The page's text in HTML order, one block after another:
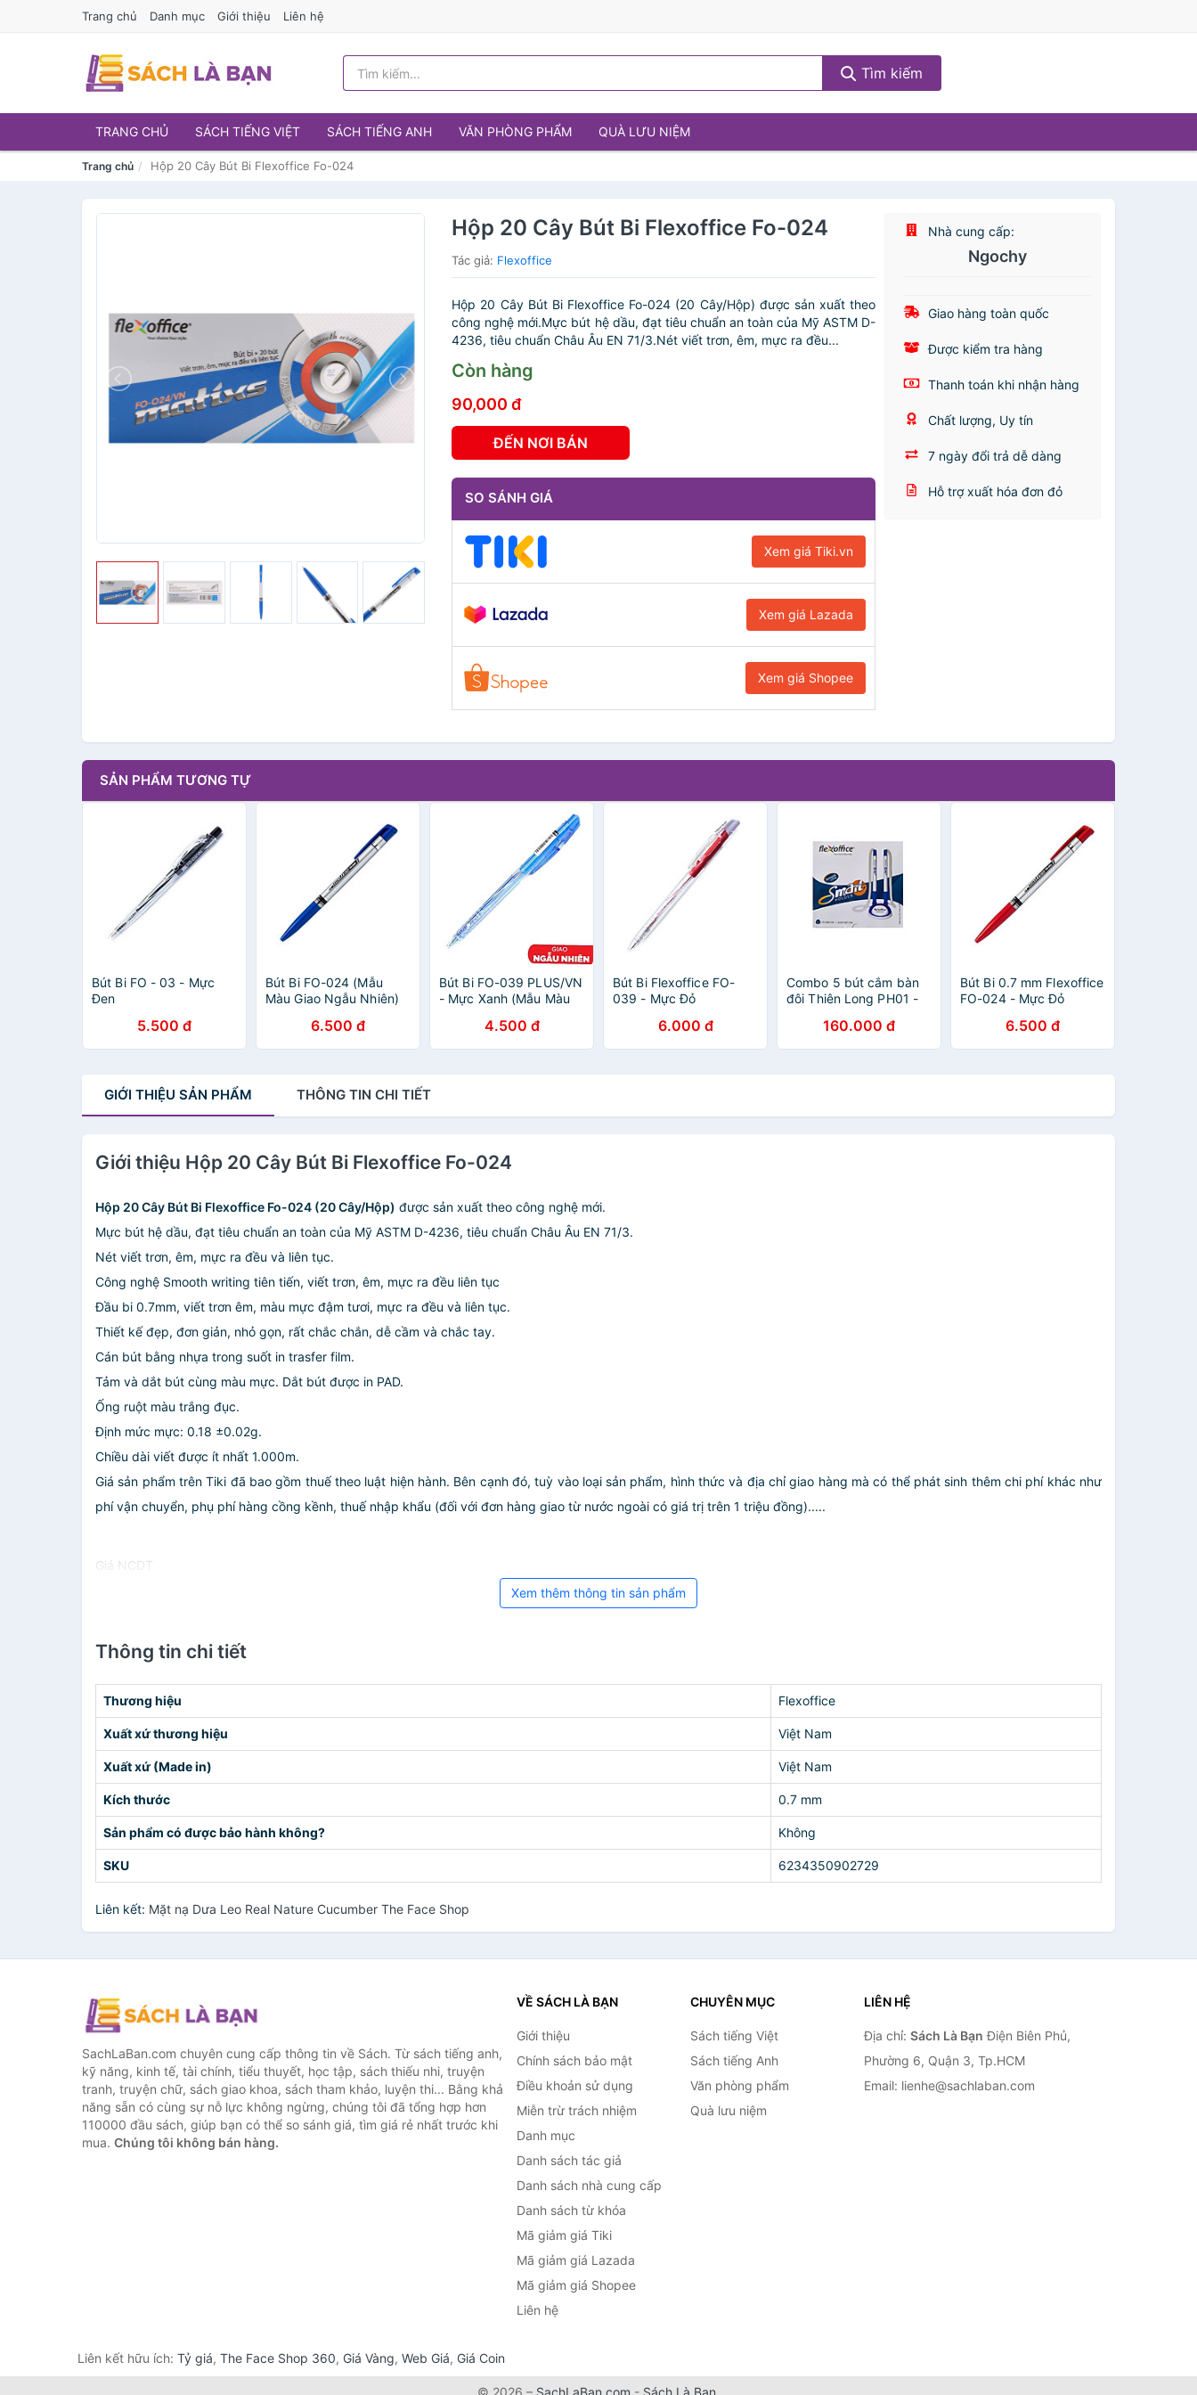
Trang chủ Danh mục Giới thiệu Liên hệ
Tìm kiếm
TRANG CHỦ SÁCH TIẾNG VIỆT SÁCH TIẾNG ANH VĂN PHÒNG PHẨM QUÀ LƯU NIỆM
Trang chủ Hộp 20 Cây Bút Bi Flexoffice Fo-024
Hộp 20 Cây Bút Bi Flexoffice Fo-024
Tác giả: Flexoffice
Hộp 20 Cây Bút Bi Flexoffice Fo-024 (20 Cây/Hộp) được sản xuất theo
công nghệ mới.Mực bút hệ dầu, đạt tiêu chuẩn an toàn của Mỹ ASTM D-
4236, tiêu chuẩn Châu Âu EN 71/3.Nét viết trơn, êm, mực ra đều...
Còn hàng
90,000 đ
ĐẾN NƠI BÁN
SO SÁNH GIÁ
Xem giá Tiki.vn
Xem giá Lazada
Xem giá Shopee
Nhà cung cấp:
Ngochy
Giao hàng toàn quốc
Được kiểm tra hàng
Thanh toán khi nhận hàng
Chất lượng, Uy tín
7 ngày đổi trả dễ dàng
Hỗ trợ xuất hóa đơn đỏ
SẢN PHẨM TƯƠNG TỰ
Bút Bi FO - 03 - Mực
Đen
5.500 đ
Bút Bi FO-024 (Mẫu
Màu Giao Ngẫu Nhiên)
6.500 đ
Bút Bi FO-039 PLUS/VN
- Mực Xanh (Mẫu Màu
4.500 đ
Bút Bi Flexoffice FO-
039 - Mực Đỏ
6.000 đ
Combo 5 bút cắm bàn
đôi Thiên Long PH01 -
160.000 đ
Bút Bi 0.7 mm Flexoffice
FO-024 - Mực Đỏ
6.500 đ
GIỚI THIỆU SẢN PHẨM THÔNG TIN CHI TIẾT
Giới thiệu Hộp 20 Cây Bút Bi Flexoffice Fo-024
Hộp 20 Cây Bút Bi Flexoffice Fo-024 (20 Cây/Hộp) được sản xuất theo công nghệ mới.
Mực bút hệ dầu, đạt tiêu chuẩn an toàn của Mỹ ASTM D-4236, tiêu chuẩn Châu Âu EN 71/3.
Nét viết trơn, êm, mực ra đều và liên tục.
Công nghệ Smooth writing tiên tiến, viết trơn, êm, mực ra đều liên tục
Đầu bi 0.7mm, viết trơn êm, màu mực đậm tươi, mực ra đều và liên tục.
Thiết kế đẹp, đơn giản, nhỏ gọn, rất chắc chắn, dễ cầm và chắc tay.
Cán bút bằng nhựa trong suốt in trasfer film.
Tảm và dắt bút cùng màu mực. Dắt bút được in PAD.
Ống ruột màu trắng đục.
Định mức mực: 0.18 ±0.02g.
Chiều dài viết được ít nhất 1.000m.
Giá sản phẩm trên Tiki đã bao gồm thuế theo luật hiện hành. Bên cạnh đó, tuỳ vào loại sản phẩm, hình thức và địa chỉ giao hàng mà có thể phát sinh thêm chi phí khác như
phí vận chuyển, phụ phí hàng cồng kềnh, thuế nhập khẩu (đối với đơn hàng giao từ nước ngoài có giá trị trên 1 triệu đồng).....
Giá NCDT
Xem thêm thông tin sản phẩm
Thông tin chi tiết
Thương hiệu Flexoffice
Xuất xứ thương hiệu Việt Nam
Xuất xứ (Made in) Việt Nam
Kích thước 0.7 mm
Sản phẩm có được bảo hành không? Không
SKU 6234350902729
Liên kết: Mặt nạ Dưa Leo Real Nature Cucumber The Face Shop
SachLaBan.com chuyên cung cấp thông tin về Sách. Từ sách tiếng anh,
kỹ năng, kinh tế, tài chính, tiểu thuyết, học tập, sách thiếu nhi, truyện
tranh, truyện chữ, sách giao khoa, sách tham khảo, luyện thi... Bằng khả
năng sẵn có cùng sự nỗ lực không ngừng, chúng tôi đã tổng hợp hơn
110000 đầu sách, giúp bạn có thể so sánh giá, tìm giá rẻ nhất trước khi
mua. Chúng tôi không bán hàng.
VỀ SÁCH LÀ BẠN
Giới thiệu
Chính sách bảo mật
Điều khoản sử dụng
Miễn trừ trách nhiệm
Danh mục
Danh sách tác giả
Danh sách nhà cung cấp
Danh sách từ khóa
Mã giảm giá Tiki
Mã giảm giá Lazada
Mã giảm giá Shopee
Liên hệ
CHUYÊN MỤC
Sách tiếng Việt
Sách tiếng Anh
Văn phòng phẩm
Quà lưu niệm
LIÊN HỆ
Địa chỉ: Sách Là Bạn Điện Biên Phủ,
Phường 6, Quận 3, Tp.HCM
Email: lienhe@sachlaban.com
Liên kết hữu ích: Tỷ giá, The Face Shop 360, Giá Vàng, Web Giá, Giá Coin
© 2026 – SachLaBan.com - Sách Là Bạn